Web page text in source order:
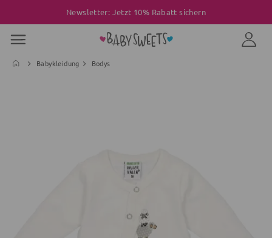
Newsletter: Jetzt 10% Rabatt sichern
Babykleidung Bodys